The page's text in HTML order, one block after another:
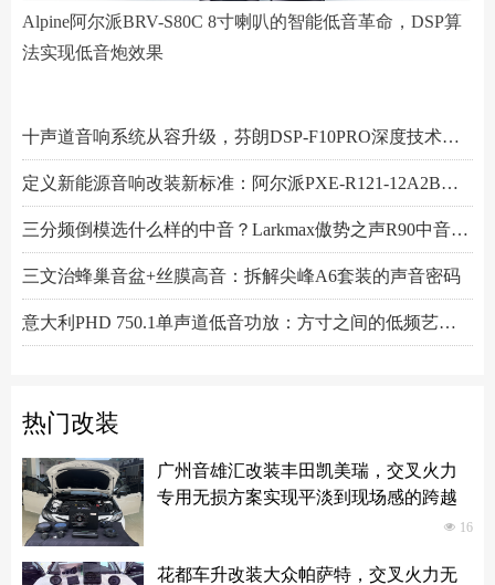
热门改装
广州音雄汇改装丰田凯美瑞，交叉火力
专用无损方案实现平淡到现场感的跨越
넶 16
花都车升改装大众帕萨特，交叉火力无
Alpine阿尔派BRV-S80C 8寸喇叭的智能低音革命，DSP算
法实现低音炮效果
三文治蜂巢音盆+丝膜高音：拆解尖峰A6套装的声音密码